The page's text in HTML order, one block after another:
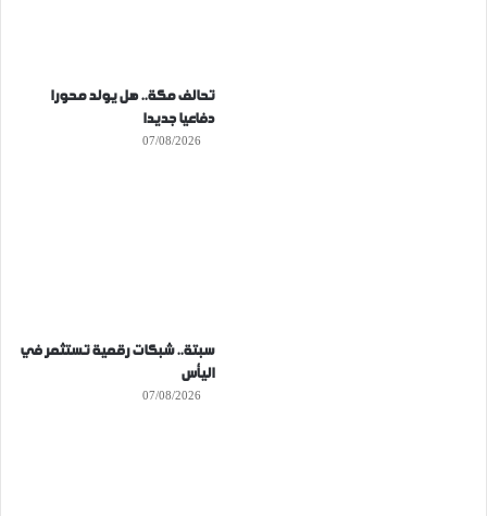
تحالف مكة.. هل يولد محورا
دفاعيا جديدا
07/08/2026
سبتة.. شبكات رقمية تستثمر في
اليأس
07/08/2026